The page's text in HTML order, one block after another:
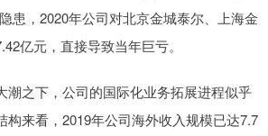
患，2020年公司对北京金城泰尔、上海金
亿元，直接导致当年巨亏。
潮之下，公司的国际化业务拓展进程似乎
构来看，2019年公司海外收入规模已达7.7